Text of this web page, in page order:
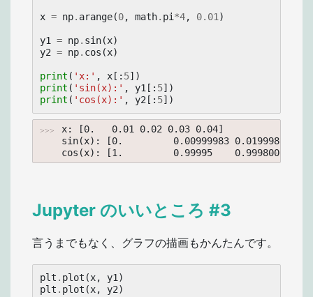
x = np. arange(0, math. pi*4, 0.01)
y1 = np. sin(x)
y2 = np. cos (x)
print ( 'x:' , x [: 5])
print ( 'sin(x):' , y1 [: 5])
print ( 'cos(x):' , y2 [: 5])
x: [0.   0.01 0.02 0.03 0.04]
sin(x): [0.         0.00999983 0.01999867
Jupyter のいいところ #3
言うまでもなく、グラフの描画もかんたんです。
plt . plot (x, y1 )
plt . plot (x, y2)